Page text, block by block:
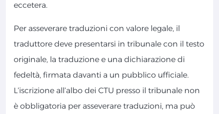
eccetera.
Per asseverare traduzioni con valore legale, il
traduttore deve presentarsi in tribunale con il testo
originale, la traduzione e una dichiarazione di
fedeltà, firmata davanti a un pubblico ufficiale.
L’iscrizione all’albo dei CTU presso il tribunale non
è obbligatoria per asseverare traduzioni, ma può